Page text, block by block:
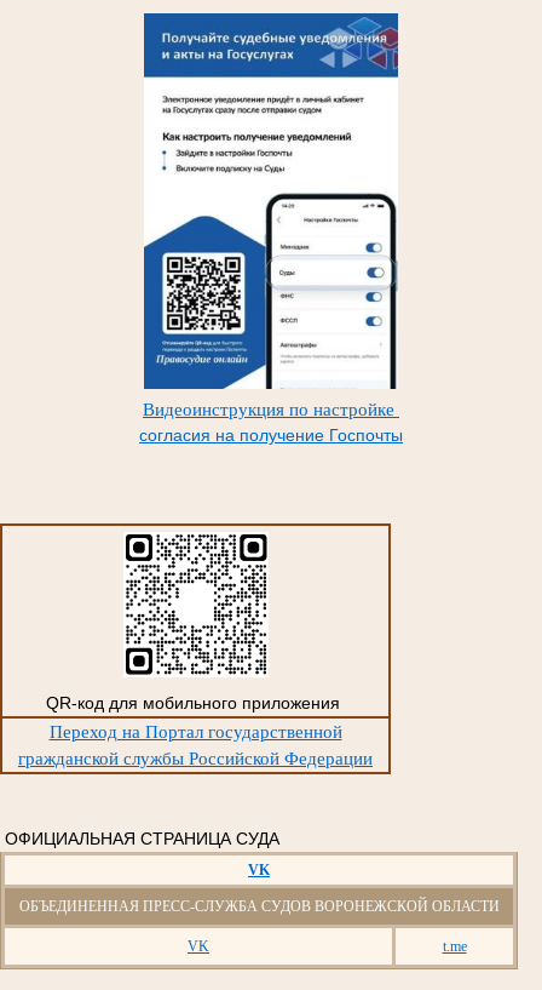
Видеоинструкция по настройке
согласия на получение Госпочты
QR-код для мобильного приложения
Переход на Портал государственной
гражданской службы Российской Федерации
ОФИЦИАЛЬНАЯ СТРАНИЦА СУДА
VK
ОБЪЕДИНЕННАЯ ПРЕСС-СЛУЖБА СУДОВ ВОРОНЕЖСКОЙ ОБЛАСТИ
VK t.me